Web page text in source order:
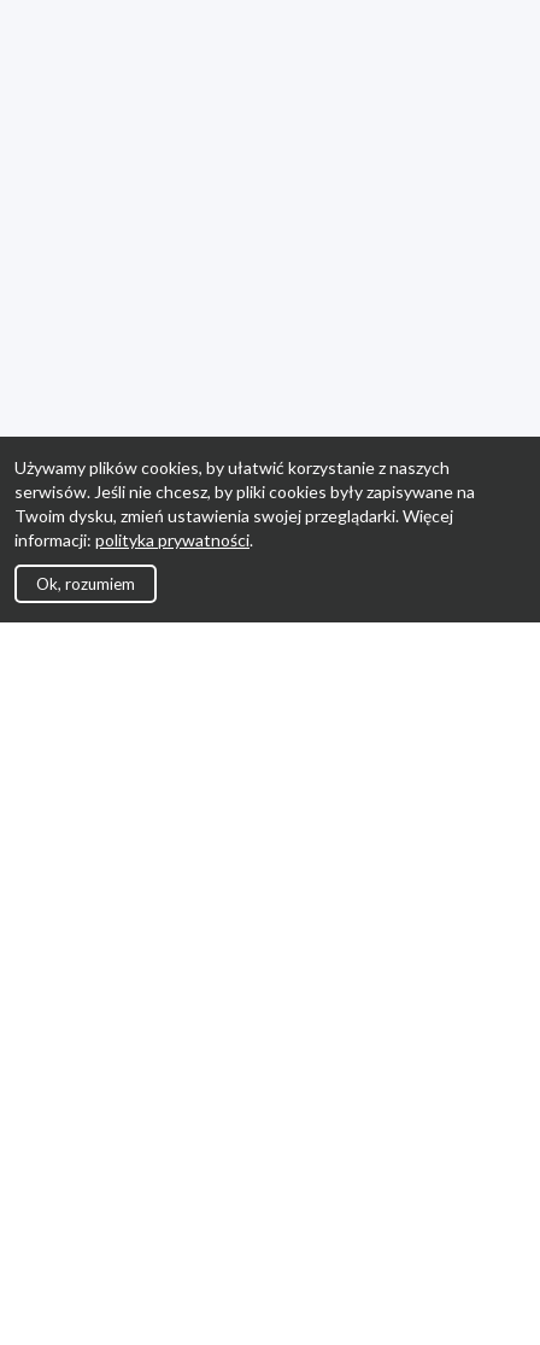
Używamy plików cookies, by ułatwić korzystanie z naszych
serwisów. Jeśli nie chcesz, by pliki cookies były zapisywane na
Twoim dysku, zmień ustawienia swojej przeglądarki. Więcej
informacji: polityka prywatności.
Ok, rozumiem